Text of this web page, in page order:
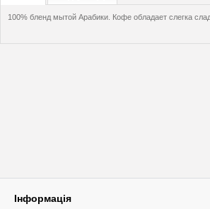
100% бленд мытой Арабики. Кофе обладает слегка
Інформація